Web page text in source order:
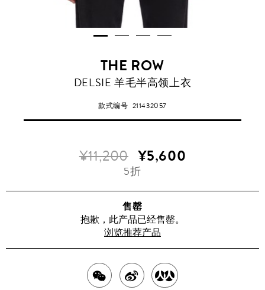
THE ROW
DELSIE 羊毛半高领上衣
款式编号 211432057
¥11,200 ¥5,600
5折
售罄
抱歉，此产品已经售罄。
浏览推荐产品
分
分
分